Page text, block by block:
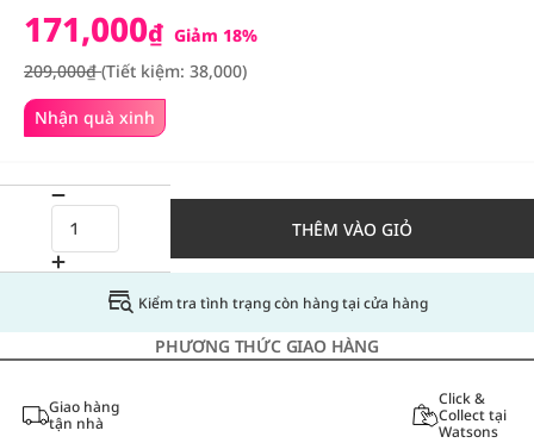
Nhận quà xinh
171,000₫ Giảm 18%
209,000₫(Tiết kiệm: 38,000)
THÊM VÀO GIỎ
Kiểm tra tình trạng còn hàng tại cửa hàng
PHƯƠNG THỨC GIAO HÀNG
Giao hàng
tận nhà
Click &
Collect tại
Watsons